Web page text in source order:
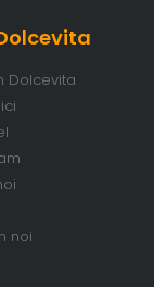
Dolcevita
noi